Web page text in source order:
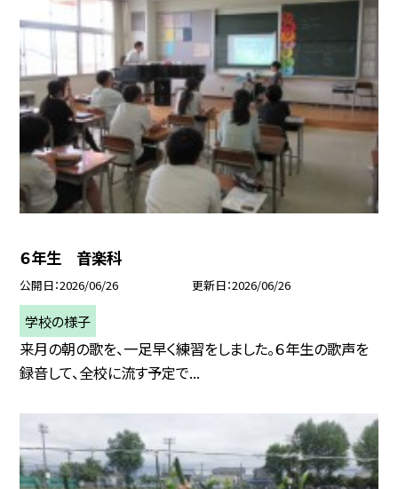
６年生 音楽科
公開日 2026/06/26 更新日 2026/06/26
学校の様子
来月の朝の歌を、一足早く練習をしました。６年生の歌声を
録音して、全校に流す予定で...